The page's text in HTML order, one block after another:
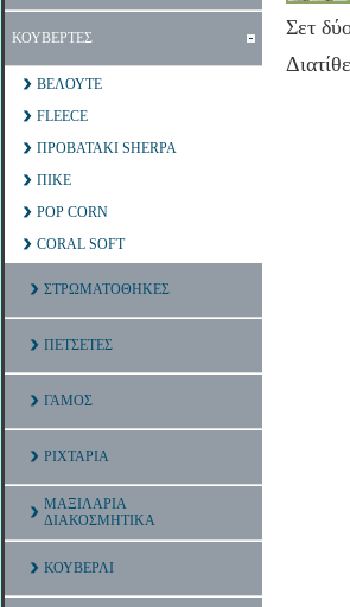
ΚΟΥΒΕΡΤΕΣ
ΒΕΛΟΥΤΕ
FLEECE
ΠΡΟΒΑΤΑΚΙ SHERPA
ΠΙΚΕ
POP CORN
CORAL SOFT
ΣΤΡΩΜΑΤΟΘΗΚΕΣ
ΠΕΤΣΕΤΕΣ
ΓΑΜΟΣ
ΡΙΧΤΑΡΙΑ
ΜΑΞΙΛΑΡΙΑ
ΔΙΑΚΟΣΜΗΤΙΚΑ
ΚΟΥΒΕΡΛΙ
Σετ